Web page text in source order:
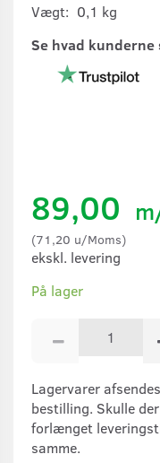
Vægt: 0,1 kg
Se hvad kunderne
89,00
(71,20 u/Moms)
ekskl. levering
På lager
Lagervarer
bestilling. Skulle
forlænget
samme.